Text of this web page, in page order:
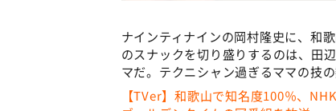
ナインティナインの岡村隆史に、和
のスナックを切り盛りするのは、田
マだ。テクニシャン過ぎるママの技
【TVer】和歌山で知名度100％、